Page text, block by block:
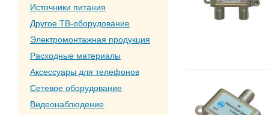
Источники питания
Другое ТВ-оборудование
Электромонтажная продукция
Расходные материалы
Аксессуары для телефонов
Сетевое оборудование
Видеонаблюдение